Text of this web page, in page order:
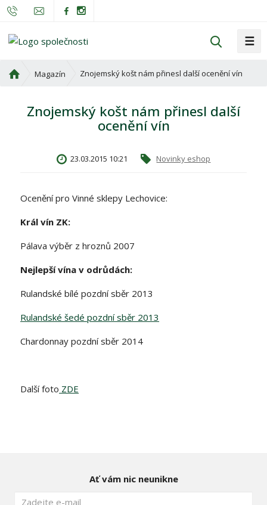
h
d
☰
v
n
a
Magazín Znojemský košt nám přinesl další ocenění vín
Znojemský košt nám přinesl další
ocenění vín
23.03.2015 10:21 Novinky eshop
Ocenění pro Vinné sklepy Lechovice:
Král vín ZK:
Pálava výběr z hroznů 2007
Nejlepší vína v odrůdách:
Rulandské bílé pozdní sběr 2013
Rulandské šedé pozdní sběr 2013
Chardonnay pozdní sběr 2014
Další foto ZDE
Ať vám nic neunikne